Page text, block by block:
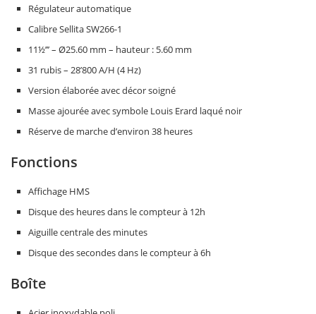
Régulateur automatique
Calibre Sellita SW266-1
11½’’’ – Ø25.60 mm – hauteur : 5.60 mm
31 rubis – 28’800 A/H (4 Hz)
Version élaborée avec décor soigné
Masse ajourée avec symbole Louis Erard laqué noir
Réserve de marche d’environ 38 heures
Fonctions
Affichage HMS
Disque des heures dans le compteur à 12h
Aiguille centrale des minutes
Disque des secondes dans le compteur à 6h
Boîte